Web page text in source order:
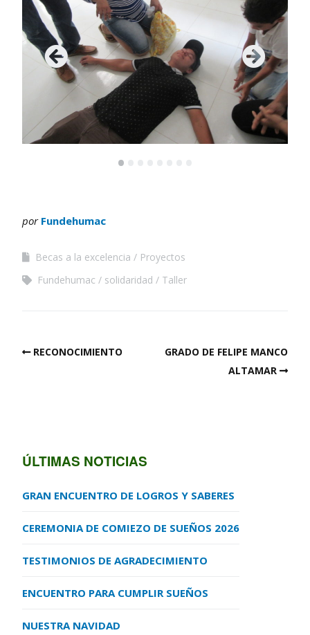
•
por Fundehumac
Becas a la excelencia
Proyectos
Fundehumac
solidaridad Taller
RECONOCIMIENTO
GRADO DE FELIPE MANCO
ALTAMAR
ÚLTIMAS NOTICIAS
GRAN ENCUENTRO DE LOGROS Y SABERES
CEREMONIA DE COMIEZO DE SUEÑOS 2026
TESTIMONIOS DE AGRADECIMIENTO
ENCUENTRO PARA CUMPLIR SUEÑOS
NUESTRA NAVIDAD